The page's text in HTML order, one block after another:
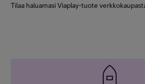
Tilaa haluamasi Viaplay-tuote